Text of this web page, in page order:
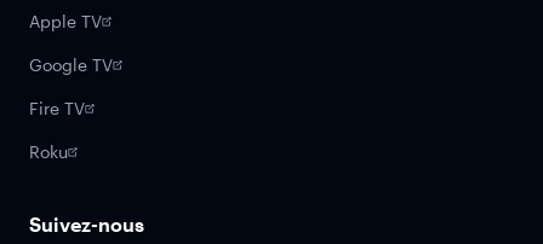
Apple TV
Google TV
Fire TV
Roku
Suivez-nous